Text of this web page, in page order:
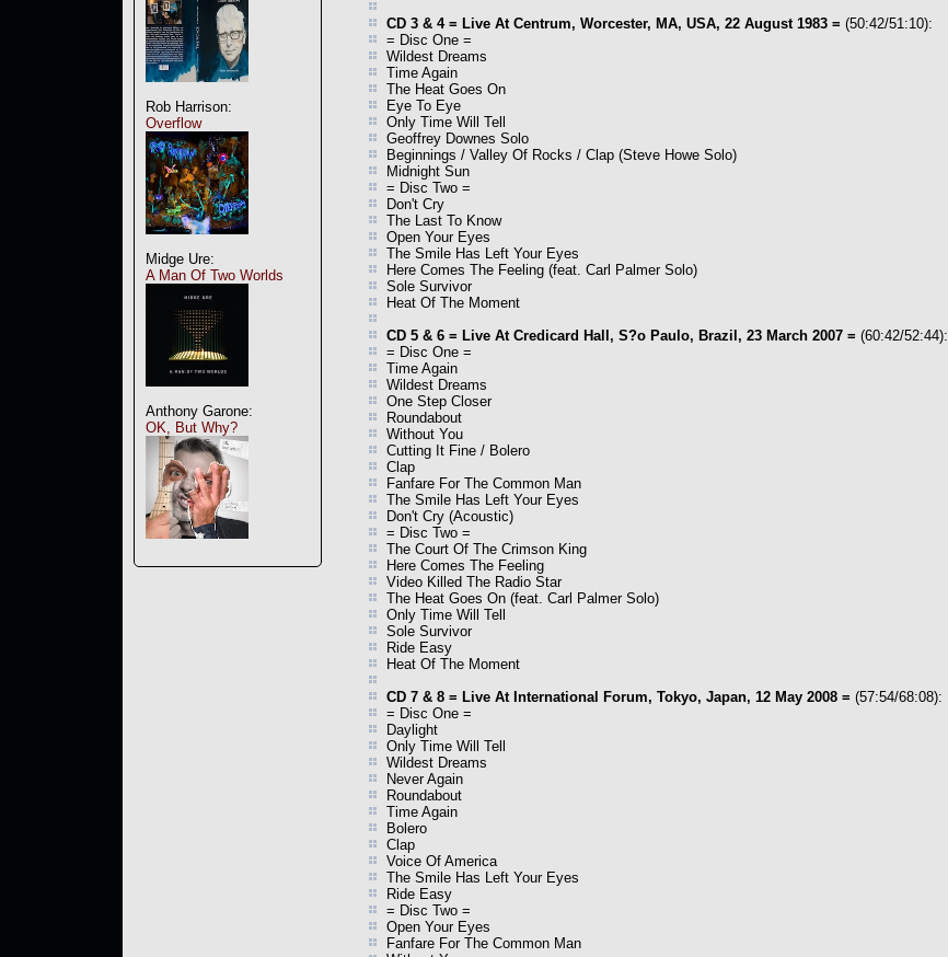
Rob Harrison:
Overflow
Midge Ure:
A Man Of Two Worlds
Anthony Garone:
OK, But Why?
CD 3 & 4 = Live At Centrum, Worcester, MA, USA, 22 August 1983 = (50:42/51:10):
= Disc One =
Wildest Dreams
Time Again
The Heat Goes On
Eye To Eye
Only Time Will Tell
Geoffrey Downes Solo
Beginnings / Valley Of Rocks / Clap (Steve Howe Solo)
Midnight Sun
= Disc Two =
Don't Cry
The Last To Know
Open Your Eyes
The Smile Has Left Your Eyes
Here Comes The Feeling (feat. Carl Palmer Solo)
Sole Survivor
Heat Of The Moment
CD 5 & 6 = Live At Credicard Hall, S?o Paulo, Brazil, 23 March 2007 = (60:42/52:44):
= Disc One =
Time Again
Wildest Dreams
One Step Closer
Roundabout
Without You
Cutting It Fine / Bolero
Clap
Fanfare For The Common Man
The Smile Has Left Your Eyes
Don't Cry (Acoustic)
= Disc Two =
The Court Of The Crimson King
Here Comes The Feeling
Video Killed The Radio Star
The Heat Goes On (feat. Carl Palmer Solo)
Only Time Will Tell
Sole Survivor
Ride Easy
Heat Of The Moment
CD 7 & 8 = Live At International Forum, Tokyo, Japan, 12 May 2008 = (57:54/68:08):
= Disc One =
Daylight
Only Time Will Tell
Wildest Dreams
Never Again
Roundabout
Time Again
Bolero
Clap
Voice Of America
The Smile Has Left Your Eyes
Ride Easy
= Disc Two =
Open Your Eyes
Fanfare For The Common Man